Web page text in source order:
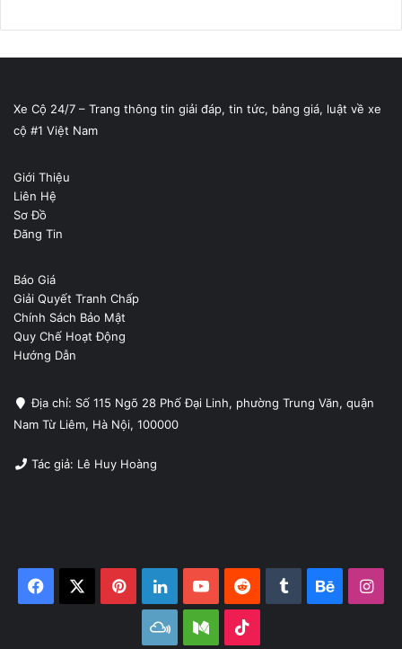
Xe Cộ 24/7 – Trang thông tin giải đáp, tin tức, bảng giá, luật về xe
cộ #1 Việt Nam
Giới Thiệu
Liên Hệ
Sơ Đồ
Đăng Tin
Báo Giá
Giải Quyết Tranh Chấp
Chính Sách Bảo Mật
Quy Chế Hoạt Động
Hướng Dẫn
Địa chỉ: Số 115 Ngõ 28 Phố Đại Linh, phường Trung Văn, quận
Nam Từ Liêm, Hà Nội, 100000
Tác giả: Lê Huy Hoàng
Facebook PinterestLinkedInYouTubeRedditTumblrBehance
Mixcloud
Medium